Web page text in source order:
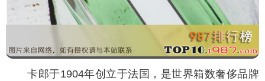
卡郎于1904年创立于法国，是世界箱数奢侈品牌